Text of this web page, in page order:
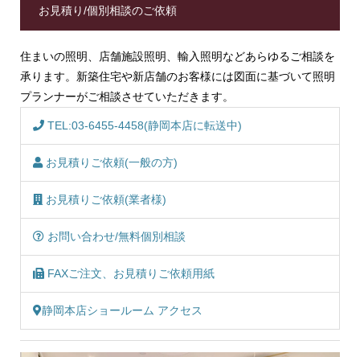
お見積り/個別相談のご依頼
住まいの照明、店舗施設照明、輸入照明などあらゆるご相談を
承ります。新築住宅や新店舗のお客様には図面に基づいて照明
プランナーがご相談させていただきます。
TEL:03-6455-4458(静岡本店に転送中)
お見積りご依頼(一般の方)
お見積りご依頼(業者様)
お問い合わせ/無料個別相談
FAXご注文、お見積りご依頼用紙
静岡本店ショールーム アクセス